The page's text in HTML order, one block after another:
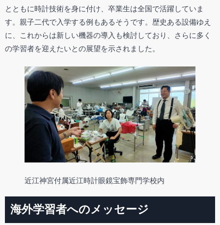
とともに時計技術を身に付け、卒業生は全国で活躍していま
す。親子二代で入学する例もあるそうです。歴史ある設備ゆえ
に、これからは新しい機器の導入も検討しており、さらに多く
の学習者を迎えたいとの展望を示されました。
近江神宮付属近江時計眼鏡宝飾専門学校内
海外学習者へのメッセージ